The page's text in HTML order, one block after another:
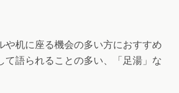
や机に座る機会の多い方におすすめ
て語られることの多い、「足湯」な